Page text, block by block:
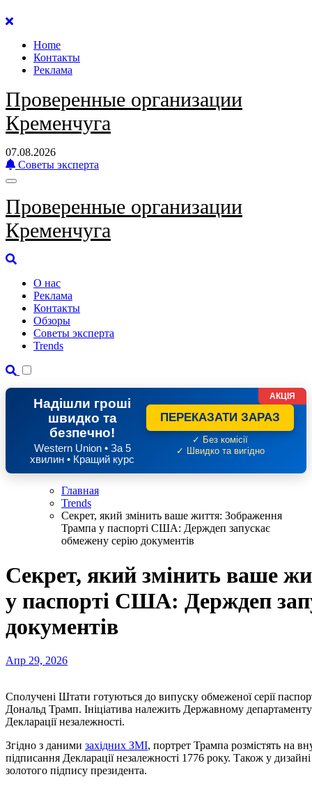
Перейти
содержанию
Home
Контакты
Реклама
Проверенные организации
Кременчуга
07.08.2026
Советы эксперта
Проверенные организации
Кременчуга
О нас
Реклама
Контакты
Обзоры
Советы эксперта
Trends
Надішли гроші
швидко та
безпечно!
Western Union • За 5
хвилин • Кращий курс
ПЕРЕКАЗАТИ ЗАРАЗ
✓ Без комісії
✓ Швидко та вигідно
АКЦІЯ
Главная
Trends
Секрет, який змінить ваше життя: Зображення
Трампа у паспорті США: Держдеп запускає
обмежену серію документів
Секрет, який змінить ваше
у паспорті США: Держдеп
документів
Апр 29, 2026
Сполучені Штати готуються до випуску обмеженої серії паспортів, у яких буде зображено чинного президента
Дональд Трамп. Ініціатива належить Державному
Декларації незалежності.
Згідно з даними західних ЗМІ, портрет Трампа розмістять на
підписання Декларації незалежності 1776 року. Також у
золотого підпису президента.